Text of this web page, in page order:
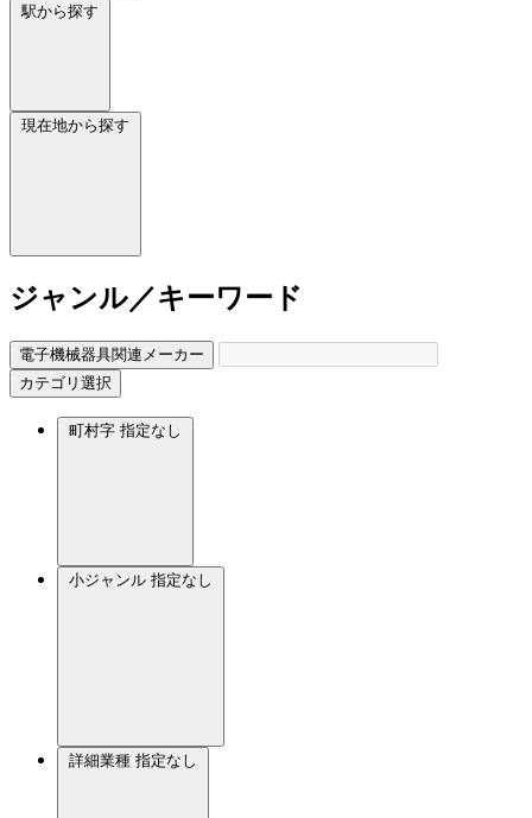
駅から探す
現在地から探す
ジャンル／キーワード
電子機械器具関連メーカー
カテゴリ選択
町村字 指定なし
小ジャンル 指定なし
詳細業種 指定なし